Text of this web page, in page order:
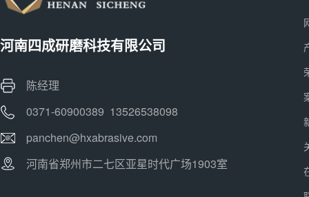
河南四成研磨科技有限公司
陈经理
0371-60900389 13526538098
panchen@hxabrasive.com
河南省郑州市二七区亚星时代广场1903室